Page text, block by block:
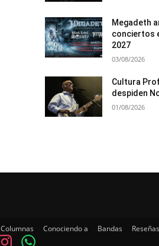
Megadeth
conciertos
2027
03/08/2026
Cultura
despiden
01/08/2026
Columnas Conociendo a Bandas Reseñas